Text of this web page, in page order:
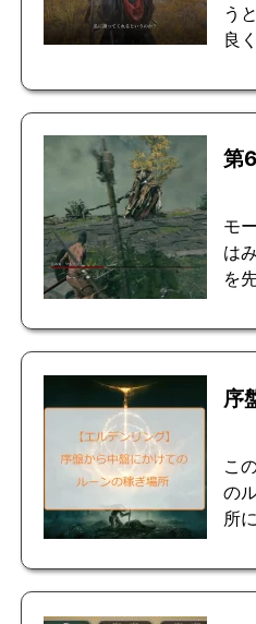
う
良
第
モ
は
を
序
こ
の
所